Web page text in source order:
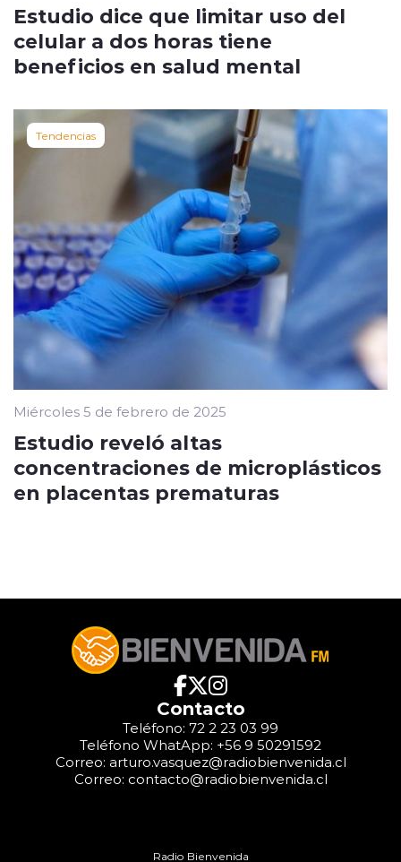
Estudio dice que limitar uso del
celular a dos horas tiene
beneficios en salud mental
Tendencias
Miércoles 5 de febrero de 2025
Estudio reveló altas
concentraciones de microplásticos
en placentas prematuras
Contacto
Teléfono: 72 2 23 03 99
Teléfono WhatApp: +56 9 50291592
Correo: arturo.vasquez@radiobienvenida.cl
Correo: contacto@radiobienvenida.cl
Radio Bienvenida